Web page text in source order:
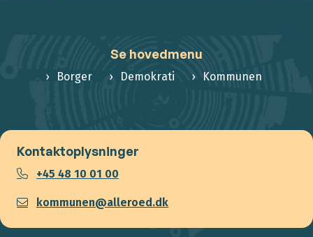
Se hovedmenu
Borger Demokrati Kommunen
Kontaktoplysninger
+45 48 10 01 00
kommunen@alleroed.dk